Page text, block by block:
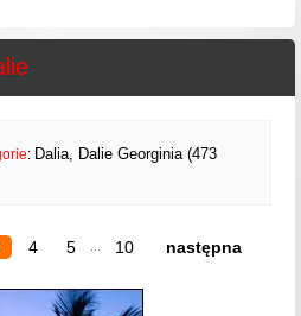
: Dalia, Dalie Georginia (473
4 5 10 następna